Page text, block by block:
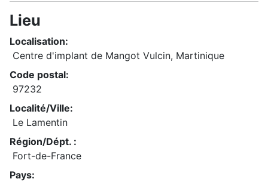
Lieu
Localisation:
Centre d'implant de Mangot Vulcin, Martinique
Code postal:
97232
Localité/Ville:
Le Lamentin
Région/Dépt. :
Fort-de-France
Pays: